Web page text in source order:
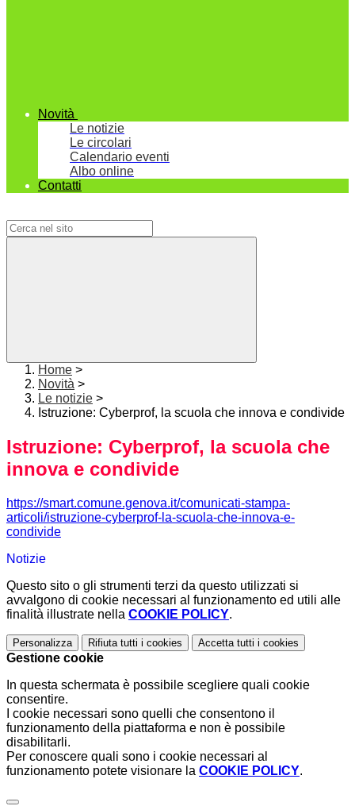
Novità
Le notizie
Le circolari
Calendario eventi
Albo online
Contatti
Home >
Novità >
Le notizie >
Istruzione: Cyberprof, la scuola che innova e condivide
Istruzione: Cyberprof, la scuola che
innova e condivide
https://smart.comune.genova.it/comunicati-stampa-
articoli/istruzione-cyberprof-la-scuola-che-innova-e-
condivide
Notizie
Questo sito o gli strumenti terzi da questo utilizzati si
avvalgono di cookie necessari al funzionamento ed utili alle
finalità illustrate nella COOKIE POLICY.
Personalizza Rifiuta tutti i cookies Accetta tutti i cookies
Gestione cookie
In questa schermata è possibile scegliere quali cookie
consentire.
I cookie necessari sono quelli che consentono il
funzionamento della piattaforma e non è possibile
disabilitarli.
Per conoscere quali sono i cookie necessari al
funzionamento potete visionare la COOKIE POLICY.